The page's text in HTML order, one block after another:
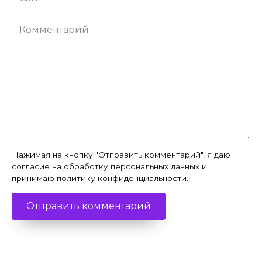
Комментарий
Нажимая на кнопку "Отправить комментарий", я даю
согласие на обработку персональных данных и
принимаю политику конфиденциальности.